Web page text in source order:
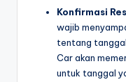
Konfirmasi
wajib
tentang
Car akan
untuk tanggal